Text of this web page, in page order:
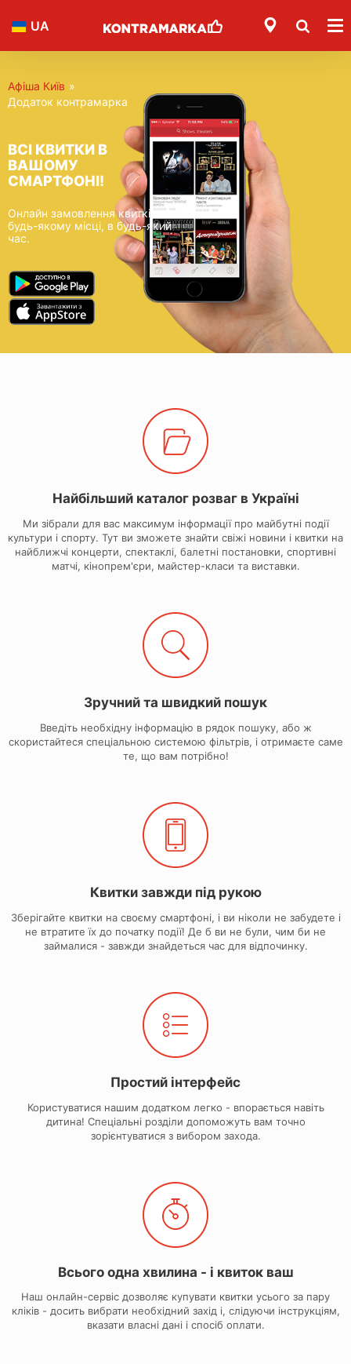
UA
Афіша Київ »
Додаток контрамарка
ВСІ КВИТКИ В
ВАШОМУ
СМАРТФОНІ!
Онлайн замовлення квитків - в
будь-якому місці, в будь-який
час.
Найбільший каталог розваг в Україні
Ми зібрали для вас максимум інформації про майбутні події
культури і спорту. Тут ви зможете знайти свіжі новини і квитки на
найближчі концерти, спектаклі, балетні постановки, спортивні
матчі, кінопрем'єри, майстер-класи та виставки.
Зручний та швидкий пошук
Введіть необхідну інформацію в рядок пошуку, або ж
скористайтеся спеціальною системою фільтрів, і отримаєте саме
те, що вам потрібно!
Квитки завжди під рукою
Зберігайте квитки на своєму смартфоні, і ви ніколи не забудете і
не втратите їх до початку події! Де б ви не були, чим би не
займалися - завжди знайдеться час для відпочинку.
Простий інтерфейс
Користуватися нашим додатком легко - впорається навіть
дитина! Спеціальні розділи допоможуть вам точно
зорієнтуватися з вибором захода.
Всього одна хвилина - і квиток ваш
Наш онлайн-сервіс дозволяє купувати квитки усього за пару
кліків - досить вибрати необхідний захід і, слідуючи інструкціям,
вказати власні дані і спосіб оплати.